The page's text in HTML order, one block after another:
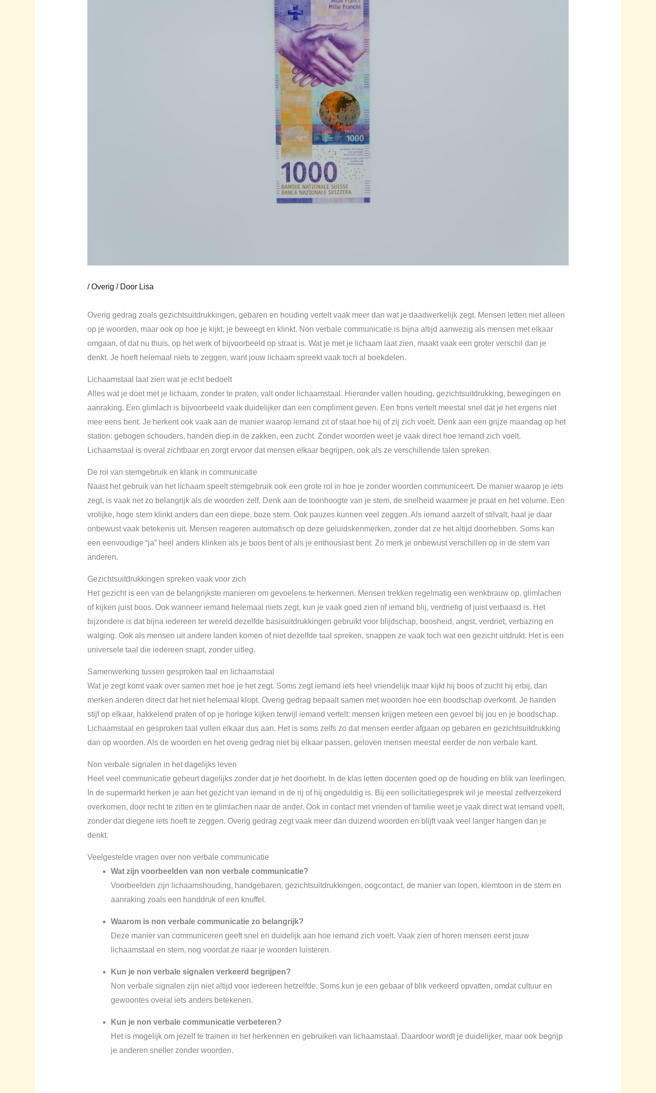
/ Overig / Door Lisa
Overig gedrag zoals gezichtsuitdrukkingen, gebaren en houding vertelt vaak meer dan wat je daadwerkelijk zegt. Mensen letten niet alleen
op je woorden, maar ook op hoe je kijkt, je beweegt en klinkt. Non verbale communicatie is bijna altijd aanwezig als mensen met elkaar
omgaan, of dat nu thuis, op het werk of bijvoorbeeld op straat is. Wat je met je lichaam laat zien, maakt vaak een groter verschil dan je
denkt. Je hoeft helemaal niets te zeggen, want jouw lichaam spreekt vaak toch al boekdelen.
Lichaamstaal laat zien wat je echt bedoelt
Alles wat je doet met je lichaam, zonder te praten, valt onder lichaamstaal. Hieronder vallen houding, gezichtsuitdrukking, bewegingen en
aanraking. Een glimlach is bijvoorbeeld vaak duidelijker dan een compliment geven. Een frons vertelt meestal snel dat je het ergens niet
mee eens bent. Je herkent ook vaak aan de manier waarop iemand zit of staat hoe hij of zij zich voelt. Denk aan een grijze maandag op het
station: gebogen schouders, handen diep in de zakken, een zucht. Zonder woorden weet je vaak direct hoe iemand zich voelt.
Lichaamstaal is overal zichtbaar en zorgt ervoor dat mensen elkaar begrijpen, ook als ze verschillende talen spreken.
De rol van stemgebruik en klank in communicatie
Naast het gebruik van het lichaam speelt stemgebruik ook een grote rol in hoe je zonder woorden communiceert. De manier waarop je iets
zegt, is vaak net zo belangrijk als de woorden zelf. Denk aan de toonhoogte van je stem, de snelheid waarmee je praat en het volume. Een
vrolijke, hoge stem klinkt anders dan een diepe, boze stem. Ook pauzes kunnen veel zeggen. Als iemand aarzelt of stilvalt, haal je daar
onbewust vaak betekenis uit. Mensen reageren automatisch op deze geluidskenmerken, zonder dat ze het altijd doorhebben. Soms kan
een eenvoudige “ja” heel anders klinken als je boos bent of als je enthousiast bent. Zo merk je onbewust verschillen op in de stem van
anderen.
Gezichtsuitdrukkingen spreken vaak voor zich
Het gezicht is een van de belangrijkste manieren om gevoelens te herkennen. Mensen trekken regelmatig een wenkbrauw op, glimlachen
of kijken juist boos. Ook wanneer iemand helemaal niets zegt, kun je vaak goed zien of iemand blij, verdrietig of juist verbaasd is. Het
bijzondere is dat bijna iedereen ter wereld dezelfde basisuitdrukkingen gebruikt voor blijdschap, boosheid, angst, verdriet, verbazing en
walging. Ook als mensen uit andere landen komen of niet dezelfde taal spreken, snappen ze vaak toch wat een gezicht uitdrukt. Het is een
universele taal die iedereen snapt, zonder uitleg.
Samenwerking tussen gesproken taal en lichaamstaal
Wat je zegt komt vaak over samen met hoe je het zegt. Soms zegt iemand iets heel vriendelijk maar kijkt hij boos of zucht hij erbij, dan
merken anderen direct dat het niet helemaal klopt. Overig gedrag bepaalt samen met woorden hoe een boodschap overkomt. Je handen
stijf op elkaar, hakkelend praten of op je horloge kijken terwijl iemand vertelt: mensen krijgen meteen een gevoel bij jou en je boodschap.
Lichaamstaal en gesproken taal vullen elkaar dus aan. Het is soms zelfs zo dat mensen eerder afgaan op gebaren en gezichtsuitdrukking
dan op woorden. Als de woorden en het overig gedrag niet bij elkaar passen, geloven mensen meestal eerder de non verbale kant.
Non verbale signalen in het dagelijks leven
Heel veel communicatie gebeurt dagelijks zonder dat je het doorhebt. In de klas letten docenten goed op de houding en blik van leerlingen.
In de supermarkt herken je aan het gezicht van iemand in de rij of hij ongeduldig is. Bij een sollicitatiegesprek wil je meestal zelfverzekerd
overkomen, door recht te zitten en te glimlachen naar de ander. Ook in contact met vrienden of familie weet je vaak direct wat iemand voelt,
zonder dat diegene iets hoeft te zeggen. Overig gedrag zegt vaak meer dan duizend woorden en blijft vaak veel langer hangen dan je
denkt.
Veelgestelde vragen over non verbale communicatie
Wat zijn voorbeelden van non verbale communicatie?
Voorbeelden zijn lichaamshouding, handgebaren, gezichtsuitdrukkingen, oogcontact, de manier van lopen, klemtoon in de stem en
aanraking zoals een handdruk of een knuffel.
Waarom is non verbale communicatie zo belangrijk?
Deze manier van communiceren geeft snel en duidelijk aan hoe iemand zich voelt. Vaak zien of horen mensen eerst jouw
lichaamstaal en stem, nog voordat ze naar je woorden luisteren.
Kun je non verbale signalen verkeerd begrijpen?
Non verbale signalen zijn niet altijd voor iedereen hetzelfde. Soms kun je een gebaar of blik verkeerd opvatten, omdat cultuur en
gewoontes overal iets anders betekenen.
Kun je non verbale communicatie verbeteren?
Het is mogelijk om jezelf te trainen in het herkennen en gebruiken van lichaamstaal. Daardoor wordt je duidelijker, maar ook begrijp
je anderen sneller zonder woorden.